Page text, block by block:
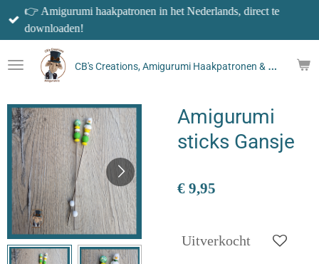
Ga
direct
de
hoofdinhoud
C
B's Creations, Amigurumi Haakpatronen & meer!
👉 Amigurumi haakpatronen in het Nederlands, direct te
downloaden!
Amigurumi
sticks Gansje
€ 9,95
Uitverkocht